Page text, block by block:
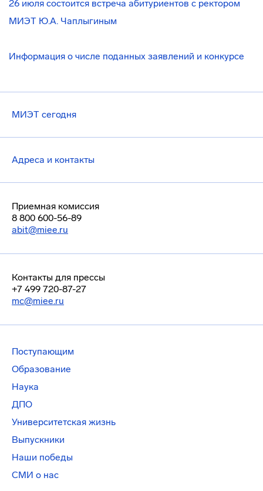
26 июля состоится встреча абитуриентов с ректором
МИЭТ Ю.А. Чаплыгиным
Информация о числе поданных заявлений и конкурсе
МИЭТ сегодня
Адреса и контакты
Приемная комиссия
8 800 600-56-89
abit@miee.ru
Контакты для прессы
+7 499 720-87-27
mc@miee.ru
Поступающим
Образование
Наука
ДПО
Университетская жизнь
Выпускники
Наши победы
СМИ о нас